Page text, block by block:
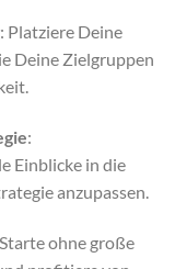
: Platziere Deine
Deine Zielgruppen
:
Einblicke in die
anzupassen.
ohne große